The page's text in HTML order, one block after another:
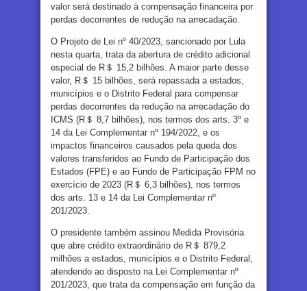
valor será destinado à compensação financeira por
perdas decorrentes de redução na arrecadação.
O Projeto de Lei nº 40/2023, sancionado por Lula
nesta quarta, trata da abertura de crédito adicional
especial de R＄ 15,2 bilhões. A maior parte desse
valor, R＄ 15 bilhões, será repassada a estados,
municípios e o Distrito Federal para compensar
perdas decorrentes da redução na arrecadação do
ICMS (R＄ 8,7 bilhões), nos termos dos arts. 3º e
14 da Lei Complementar nº 194/2022, e os
impactos financeiros causados pela queda dos
valores transferidos ao Fundo de Participação dos
Estados (FPE) e ao Fundo de Participação FPM no
exercício de 2023 (R＄ 6,3 bilhões), nos termos
dos arts. 13 e 14 da Lei Complementar nº
201/2023.
O presidente também assinou Medida Provisória
que abre crédito extraordinário de R＄ 879,2
milhões a estados, municípios e o Distrito Federal,
atendendo ao disposto na Lei Complementar nº
201/2023, que trata da compensação em função da